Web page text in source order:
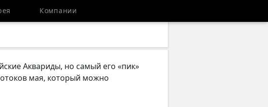
Компании
Аквариды, но самый его «пик»
мая, который можно